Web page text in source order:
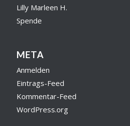
Lilly Marleen H.
Spende
META
Anmelden
Eintrags-Feed
Kommentar-Feed
WordPress.org